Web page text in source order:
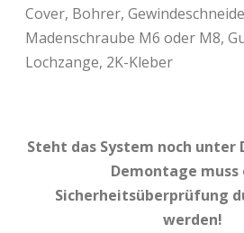
Cover, Bohrer,
Madenschraube M6 oder M8,
Lochzange, 2K-Kleber
Steht das System noch unter
Demontage muss
Sicherheitsüberprüfung
werden!